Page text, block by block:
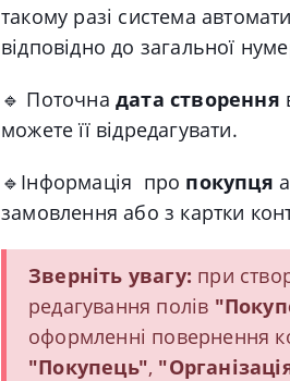
такому разі система
відповідно до загальної
🔹 Поточна дата створення
можете її відредагувати.
🔹 Інформація про покупцяа
замовлення або з картки
Зверніть увагу: при
редагування полів
оформленні повернення
"Покупець",